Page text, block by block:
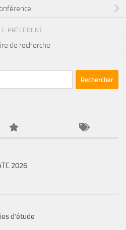
PRÉCÉDENT
de recherche
2026
d’étude